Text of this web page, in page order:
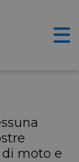
moto e